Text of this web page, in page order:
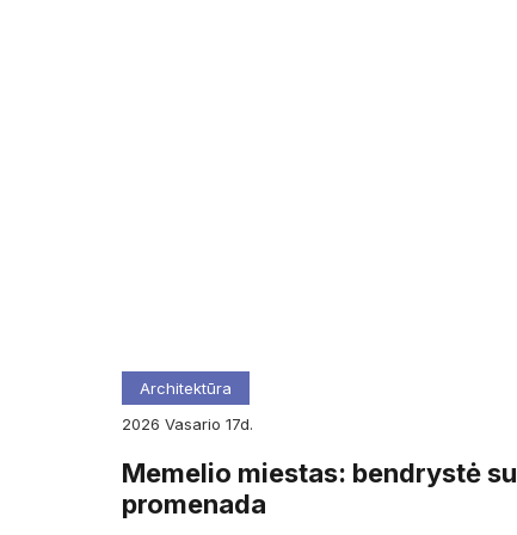
Architektūra
2026
vasario 17d.
Memelio miestas: bendrystė su
promenada